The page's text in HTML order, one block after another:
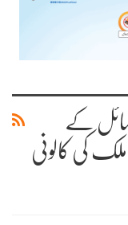
کے
ملک کی کالونی